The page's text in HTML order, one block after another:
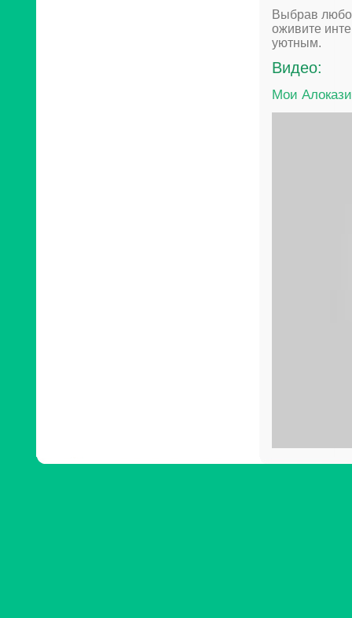
Выбрав
оживите
уютным.
Видео:
Мои